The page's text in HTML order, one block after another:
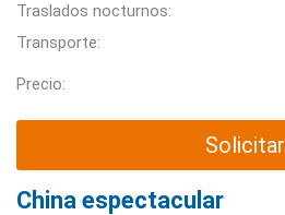
Traslados nocturnos:
Transporte:
Precio:
Solicitar
China espectacular